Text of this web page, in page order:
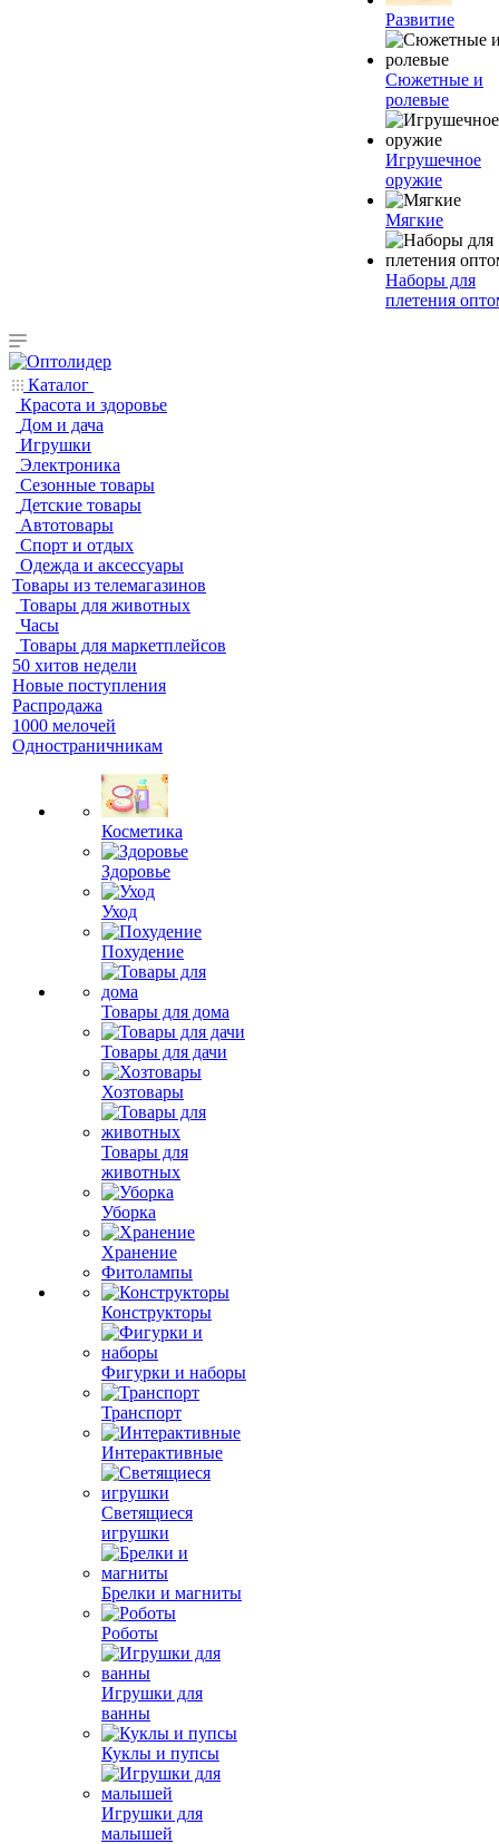
Развитие
Сюжетные и
ролевые
Игрушечное
оружие
Мягкие
Наборы для
плетения
Каталог
Красота и здоровье
Дом и дача
Игрушки
Электроника
Сезонные товары
Детские товары
Автотовары
Спорт и отдых
Одежда и аксессуары
Товары из телемагазинов
Товары для животных
Часы
Товары для маркетплейсов
50 хитов недели
Новые поступления
Распродажа
1000 мелочей
Одностраничникам
Косметика
Здоровье
Уход
Похудение
Товары для дома
Товары для дачи
Хозтовары
Товары для
животных
Уборка
Хранение
Фитолампы
Конструкторы
Фигурки и наборы
Транспорт
Интерактивные
Светящиеся
игрушки
Брелки и магниты
Роботы
Игрушки для
ванны
Куклы и пупсы
Игрушки для
малышей